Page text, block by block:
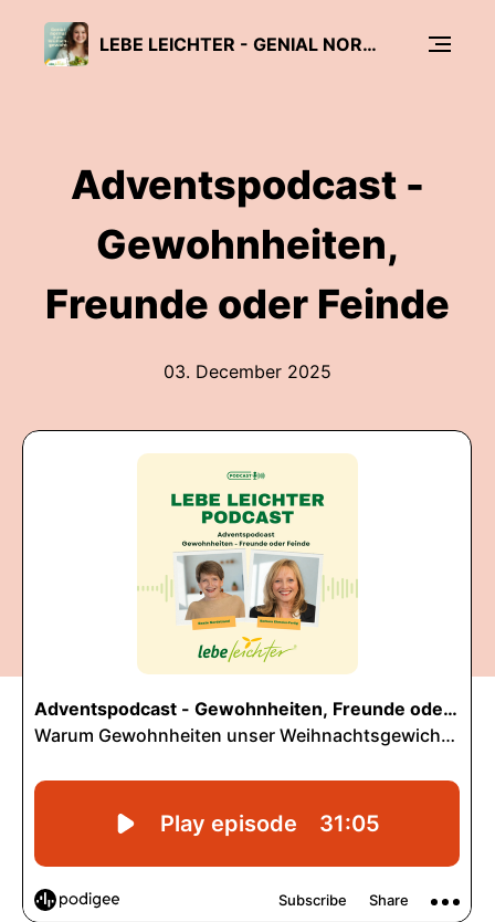
LEBE LEICHTER - GENIAL NORMAL ZUM WUNSCHGEWICHT
Adventspodcast -
Gewohnheiten,
Freunde oder Feinde
03. December 2025